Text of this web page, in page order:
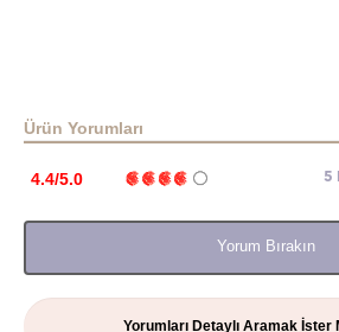
Ürün Yorumları
4.4/5.0 5
Yorum Bırakın
Yorumları Detaylı Aramak İster